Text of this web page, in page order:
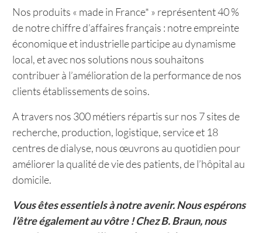
Nos produits « made in France* » représentent 40 %
de notre chiffre d’affaires français : notre empreinte
économique et industrielle participe au dynamisme
local, et avec nos solutions nous souhaitons
contribuer à l’amélioration de la performance de nos
clients établissements de soins.
A travers nos 300 métiers répartis sur nos 7 sites de
recherche, production, logistique, service et 18
centres de dialyse, nous œuvrons au quotidien pour
améliorer la qualité de vie des patients, de l’hôpital au
domicile.
Vous êtes essentiels à notre avenir. Nous espérons
l’être également au vôtre ! Chez B. Braun, nous